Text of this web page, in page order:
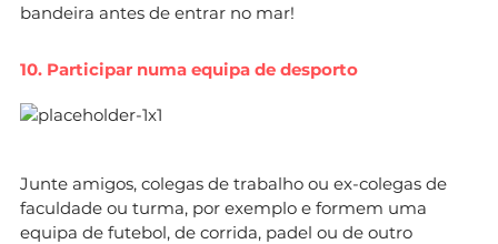
bandeira antes de entrar no mar!
10. Participar numa equipa de desporto
Junte amigos, colegas de trabalho ou ex-colegas de
faculdade ou turma, por exemplo e formem uma
equipa de futebol, de corrida, padel ou de outro